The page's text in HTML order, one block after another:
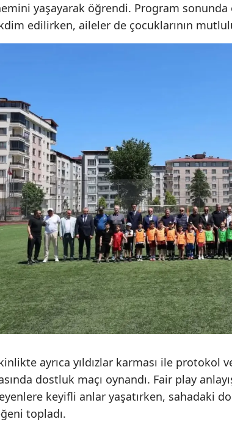
yaşayarak öğrendi. Program sonunda
edilirken, aileler de çocuklarının
ayrıca yıldızlar karması ile
dostluk maçı oynandı. Fair play
keyifli anlar yaşatırken, sahadaki
topladı.